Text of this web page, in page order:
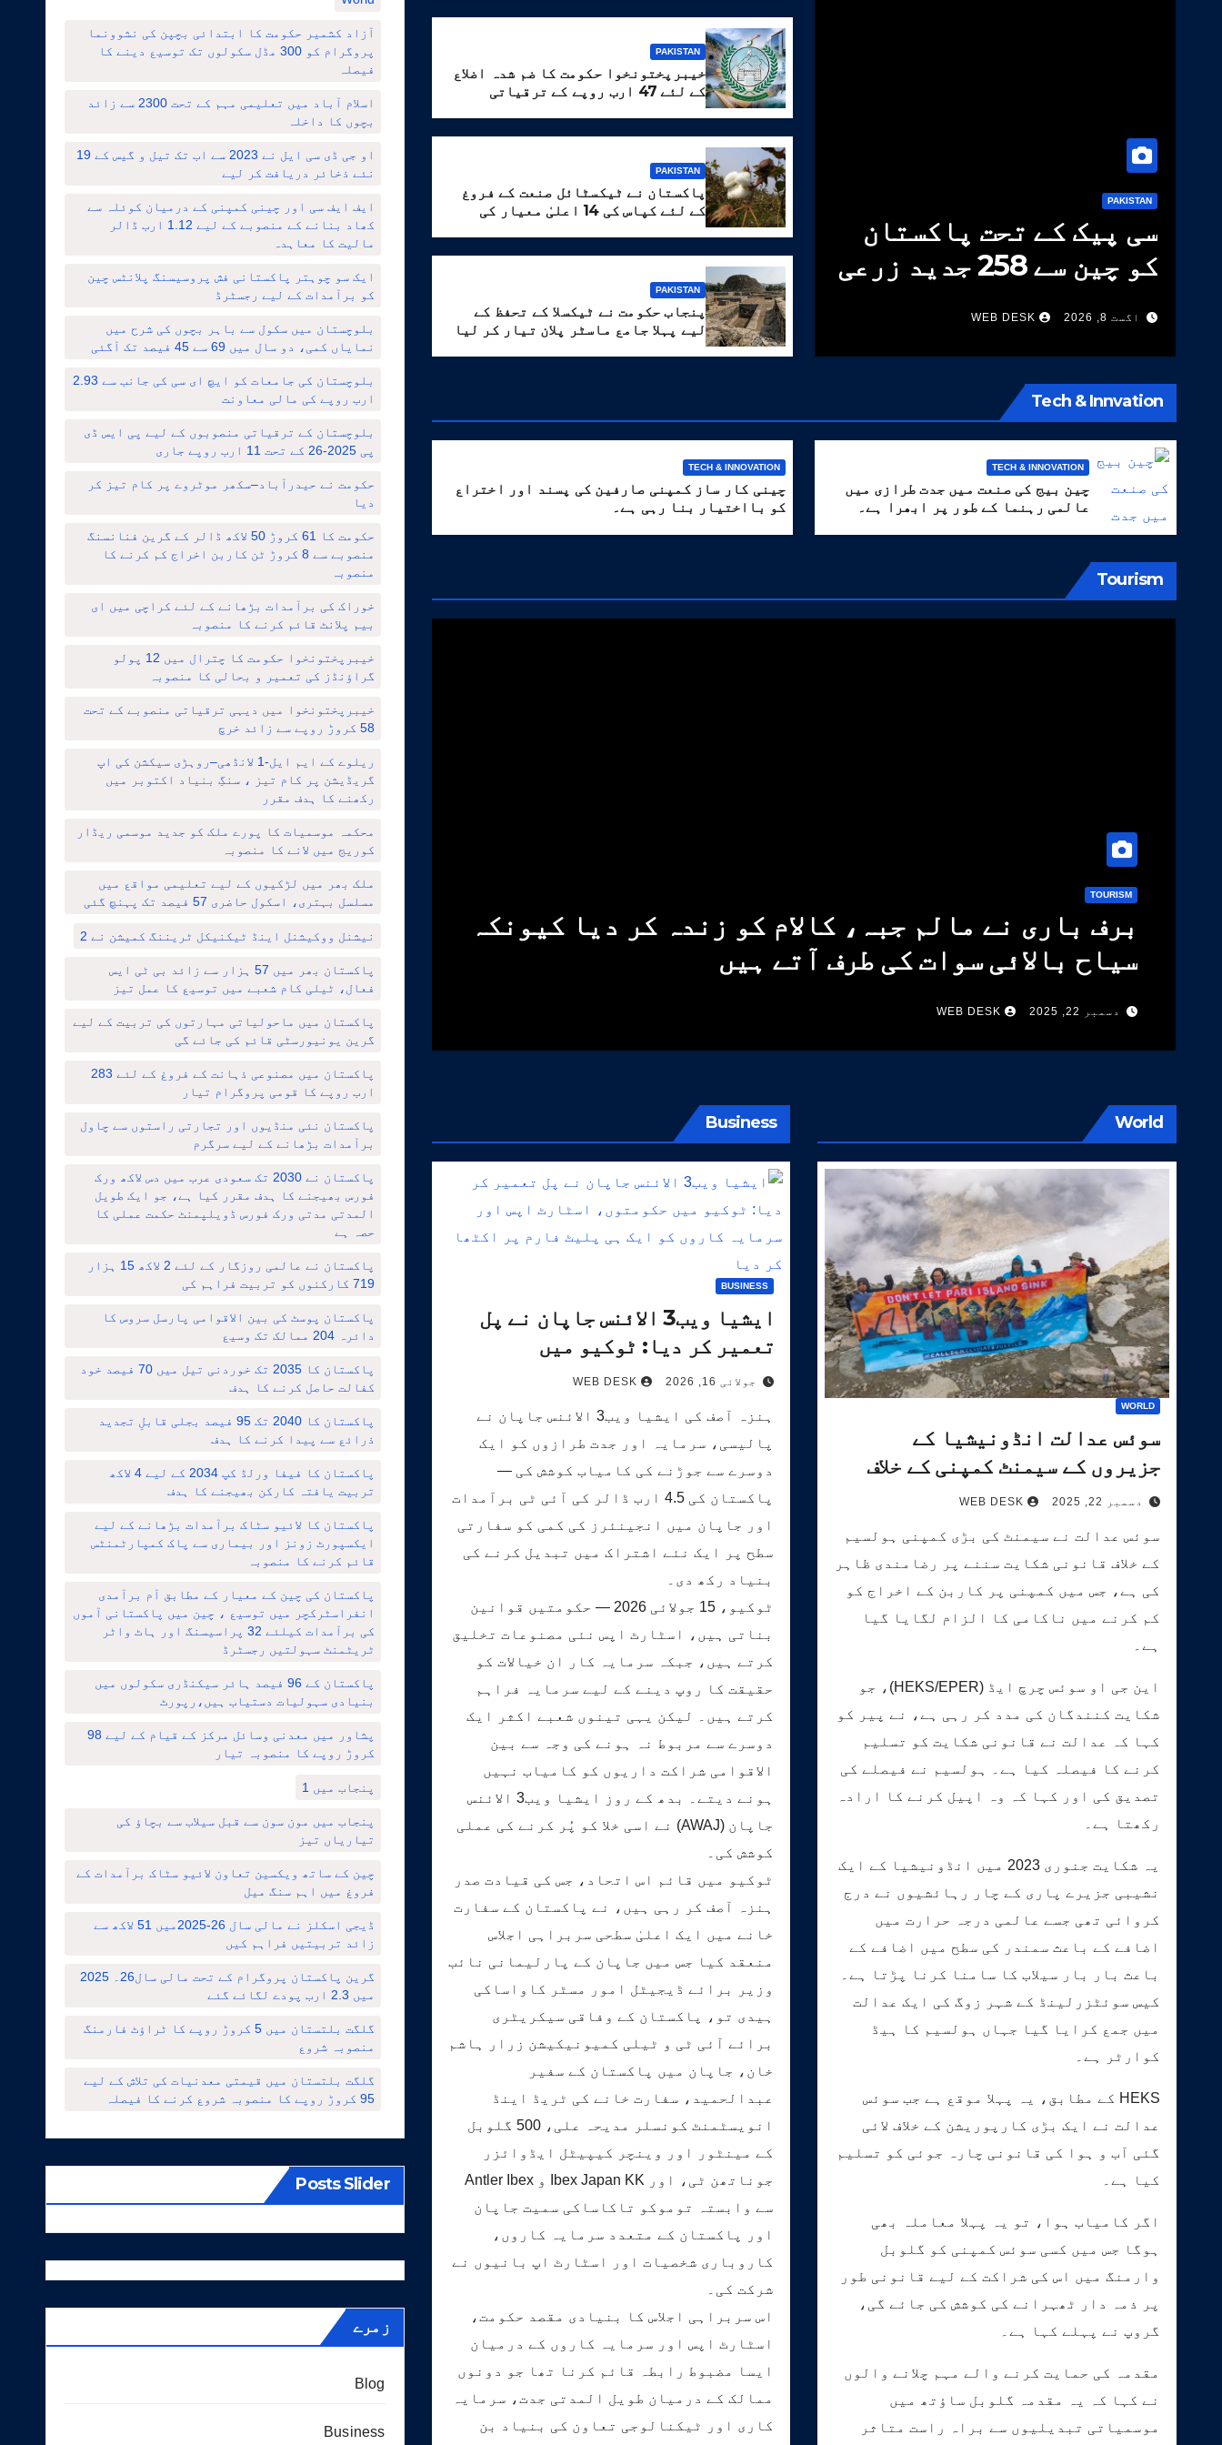
PAKISTAN
سی پیک کے تحت پاکستان
کو چین سے 258 جدید زرعی
زراعت کو جدید خطوط پر
فروغ دینا ہے
اگست 8, 2026 WEB DESK
PAKISTAN
خیبرپختونخوا حکومت کا ضم شدہ اضلاع
کے لئے 47 ارب روپے کے ترقیاتی
پروگرام کا منصوبہ
PAKISTAN
پاکستان نے ٹیکسٹائل صنعت کے فروغ
کے لئے کپاس کی 14 اعلیٰ معیار کی
اقسام تیار کر لیں
PAKISTAN
پنجاب حکومت نے ٹیکسلا کے تحفظ کے
لیے پہلا جامع ماسٹر پلان تیار کر لیا
Tech & Innvation
TECH & INNOVATION
چین بیج کی صنعت میں جدت طرازی میں
عالمی رہنما کے طور پر ابھرا ہے۔
TECH & INNOVATION
چینی کار ساز کمپنی صارفین کی پسند اور اختراع
کو بااختیار بنا رہی ہے۔
Tourism
TOURISM
برف باری نے مالم جبہ، کالام کو زندہ کر دیا کیونکہ
سیاح بالائی سوات کی طرف آتے ہیں
دسمبر 22, 2025 WEB DESK
World
WORLD
سوئس عدالت انڈونیشیا کے
جزیروں کے سیمنٹ کمپنی کے خلاف
آب و ہوا کیس کی سماعت کرے گی۔
دسمبر 22, 2025 WEB DESK
سوئس عدالت نے سیمنٹ کی بڑی کمپنی ہولسیم
کے خلاف قانونی شکایت سننے پر رضامندی ظاہر
کی ہے، جس میں کمپنی پر کاربن کے اخراج کو
کم کرنے میں ناکامی کا الزام لگایا گیا
ہے۔
این جی او سوئس چرچ ایڈ (HEKS/EPER)، جو
شکایت کنندگان کی مدد کر رہی ہے، نے پیر کو
کہا کہ عدالت نے قانونی شکایت کو تسلیم
کرنے کا فیصلہ کیا ہے۔ ہولسیم نے فیصلے کی
تصدیق کی اور کہا کہ وہ اپیل کرنے کا ارادہ
رکھتا ہے۔
یہ شکایت جنوری 2023 میں انڈونیشیا کے ایک
نشیبی جزیرے پاری کے چار رہائشیوں نے درج
کروائی تھی جسے عالمی درجہ حرارت میں
اضافے کے باعث سمندر کی سطح میں اضافے کے
باعث بار بار سیلاب کا سامنا کرنا پڑتا ہے۔
کیس سوئٹزرلینڈ کے شہر زوگ کی ایک عدالت
میں جمع کرایا گیا جہاں ہولسیم کا ہیڈ
کوارٹر ہے۔
HEKS کے مطابق، یہ پہلا موقع ہے جب سوئس
عدالت نے ایک بڑی کارپوریشن کے خلاف لائی
گئی آب و ہوا کی قانونی چارہ جوئی کو تسلیم
کیا ہے۔
اگر کامیاب ہوا، تو یہ پہلا معاملہ بھی
ہوگا جس میں کسی سوئس کمپنی کو گلوبل
وارمنگ میں اس کی شراکت کے لیے قانونی طور
پر ذمہ دار ٹھہرانے کی کوشش کی جائے گی،
گروپ نے پہلے کہا ہے۔
مقدمہ کی حمایت کرنے والے مہم چلانے والوں
نے کہا کہ یہ مقدمہ گلوبل ساؤتھ میں
موسمیاتی تبدیلیوں سے براہ راست متاثر
Business
BUSINESS
ایشیا ویب3 الائنس جاپان نے پل
تعمیر کر دیا: ٹوکیو میں
حکومتوں، اسٹارٹ اپس اور
فارم پر اکٹھا کر دیا
جولائی 16, 2026 WEB DESK
ہنزہ آصف کی ایشیا ویب3 الائنس جاپان نے
پالیسی، سرمایہ اور جدت طرازوں کو ایک
دوسرے سے جوڑنے کی کامیاب کوشش کی —
پاکستان کی 4.5 ارب ڈالر کی آئی ٹی برآمدات
اور جاپان میں انجینئرز کی کمی کو سفارتی
سطح پر ایک نئے اشتراک میں تبدیل کرنے کی
بنیاد رکھ دی۔
ٹوکیو، 15 جولائی 2026 — حکومتیں قوانین
بناتی ہیں، اسٹارٹ اپس نئی مصنوعات تخلیق
کرتے ہیں، جبکہ سرمایہ کار ان خیالات کو
حقیقت کا روپ دینے کے لیے سرمایہ فراہم
کرتے ہیں۔ لیکن یہی تینوں شعبے اکثر ایک
دوسرے سے مربوط نہ ہونے کی وجہ سے بین
الاقوامی شراکت داریوں کو کامیاب نہیں
ہونے دیتے۔ بدھ کے روز ایشیا ویب3 الائنس
جاپان (AWAJ) نے اسی خلا کو پُر کرنے کی عملی
کوشش کی۔
ٹوکیو میں قائم اس اتحاد، جس کی قیادت صدر
ہنزہ آصف کر رہی ہیں، نے پاکستان کے سفارت
خانے میں ایک اعلیٰ سطحی سربراہی اجلاس
منعقد کیا جس میں جاپان کے پارلیمانی نائب
وزیر برائے ڈیجیٹل امور مسٹر کاواساکی
ہیدی تو، پاکستان کے وفاقی سیکریٹری
برائے آئی ٹی و ٹیلی کمیونیکیشن زرار ہاشم
خان، جاپان میں پاکستان کے سفیر
عبدالحمید، سفارت خانے کی ٹریڈ اینڈ
انویسٹمنٹ کونسلر مدیحہ علی، 500 گلوبل
کے مینٹور اور وینچر کیپیٹل ایڈوائزر
جوناتھن ٹی، اور Ibex Japan KK و Antler Ibex
سے وابستہ توموکو تاکاساکی سمیت جاپان
اور پاکستان کے متعدد سرمایہ کاروں،
کاروباری شخصیات اور اسٹارٹ اپ بانیوں نے
شرکت کی۔
اس سربراہی اجلاس کا بنیادی مقصد حکومت،
اسٹارٹ اپس اور سرمایہ کاروں کے درمیان
ایسا مضبوط رابطہ قائم کرنا تھا جو دونوں
ممالک کے درمیان طویل المدتی جدت، سرمایہ
کاری اور ٹیکنالوجی تعاون کی بنیاد بن
آزاد کشمیر حکومت کا ابتدائی بچپن کی نشوونما
پروگرام کو 300 مڈل سکولوں تک توسیع دینے کا
فیصلہ
اسلام آباد میں تعلیمی مہم کے تحت 2300 سے زائد
بچوں کا داخلہ
او جی ڈی سی ایل نے 2023 سے اب تک تیل و گیس کے 19
نئے ذخائر دریافت کر لیے
ایف ایف سی اور چینی کمپنی کے درمیان کوئلہ سے
کھاد بنانے کے منصوبے کے لیے 1.12 ارب ڈالر
مالیت کا معاہدہ
ایک سو چوہتر پاکستانی فش پروسیسنگ پلانٹس چین
کو برآمدات کے لیے رجسٹرڈ
بلوچستان میں سکول سے باہر بچوں کی شرح میں
نمایاں کمی، دو سال میں 69 سے 45 فیصد تک آگئی
بلوچستان کی جامعات کو ایچ ای سی کی جانب سے 2.93
ارب روپے کی مالی معاونت
بلوچستان کے ترقیاتی منصوبوں کے لیے پی ایس ڈی
پی 2025-26 کے تحت 11 ارب روپے جاری
حکومت نے حیدرآباد–سکھر موٹروے پر کام تیز کر
دیا
حکومت کا 61 کروڑ 50 لاکھ ڈالر کے گرین فنانسنگ
منصوبے سے 8 کروڑ ٹن کاربن اخراج کم کرنے کا
منصوبہ
خوراک کی برآمدات بڑھانے کے لئے کراچی میں ای
بیم پلانٹ قائم کرنے کا منصوبہ
خیبرپختونخوا حکومت کا چترال میں 12 پولو
گراؤنڈز کی تعمیر و بحالی کا منصوبہ
خیبرپختونخوا میں دیہی ترقیاتی منصوبے کے تحت
58 کروڑ روپے سے زائد خرچ
ریلوے کے ایم ایل-1 لانڈھی–روہڑی سیکشن کی اپ
گریڈیشن پر کام تیز ، سنگِ بنیاد اکتوبر میں
رکھنے کا ہدف مقرر
محکمہ موسمیات کا پورے ملک کو جدید موسمی ریڈار
کوریج میں لانے کا منصوبہ
ملک بھر میں لڑکیوں کے لیے تعلیمی مواقع میں
مسلسل بہتری، اسکول حاضری 57 فیصد تک پہنچ گئی
نیشنل ووکیشنل اینڈ ٹیکنیکل ٹریننگ کمیشن نے 2
پاکستان بھر میں 57 ہزار سے زائد بی ٹی ایس
فعال، ٹیلی کام شعبے میں توسیع کا عمل تیز
پاکستان میں ماحولیاتی مہارتوں کی تربیت کے لیے
گرین یونیورسٹی قائم کی جائے گی
پاکستان میں مصنوعی ذہانت کے فروغ کے لئے 283
ارب روپے کا قومی پروگرام تیار
پاکستان نئی منڈیوں اور تجارتی راستوں سے چاول
برآمدات بڑھانے کے لیے سرگرم
پاکستان نے 2030 تک سعودی عرب میں دس لاکھ ورک
فورس بھیجنے کا ہدف مقرر کیا ہے، جو ایک طویل
المدتی مدتی ورک فورس ڈویلپمنٹ حکمت عملی کا
حصہ ہے
پاکستان نے عالمی روزگار کے لئے 2 لاکھ 15 ہزار
719 کارکنوں کو تربیت فراہم کی
پاکستان پوسٹ کی بین الاقوامی پارسل سروس کا
دائرہ 204 ممالک تک وسیع
پاکستان کا 2035 تک خوردنی تیل میں 70 فیصد خود
کفالت حاصل کرنے کا ہدف
پاکستان کا 2040 تک 95 فیصد بجلی قابلِ تجدید
ذرائع سے پیدا کرنے کا ہدف
پاکستان کا فیفا ورلڈ کپ 2034 کے لیے 4 لاکھ
تربیت یافتہ کارکن بھیجنے کا ہدف
پاکستان کا لائیو سٹاک برآمدات بڑھانے کے لیے
ایکسپورٹ زونز اور بیماری سے پاک کمپارٹمنٹس
قائم کرنے کا منصوبہ
پاکستان کی چین کے معیار کے مطابق آم برآمدی
انفراسٹرکچر میں توسیع ، چین میں پاکستانی آموں
کی برآمدات کیلئے 32 پراسیسنگ اور ہاٹ واٹر
ٹریٹمنٹ سہولتیں رجسٹرڈ
پاکستان کے 96 فیصد ہائر سیکنڈری سکولوں میں
بنیادی سہولیات دستیاب ہیں،رپورٹ
پشاور میں معدنی وسائل مرکز کے قیام کے لیے 98
کروڑ روپے کا منصوبہ تیار
پنجاب میں 1
پنجاب میں مون سون سے قبل سیلاب سے بچاؤ کی
تیاریاں تیز
چین کے ساتھ ویکسین تعاون لائیو سٹاک برآمدات کے
فروغ میں اہم سنگ میل
ڈیجی اسکلز نے مالی سال 26-2025میں 51 لاکھ سے
زائد تربیتیں فراہم کیں
گرین پاکستان پروگرام کے تحت مالی سال26۔ 2025
میں 2.3 ارب پودے لگائے گئے
گلگت بلتستان میں 5 کروڑ روپے کا ٹراؤٹ فارمنگ
منصوبہ شروع
گلگت بلتستان میں قیمتی معدنیات کی تلاش کے لیے
95 کروڑ روپے کا منصوبہ شروع کرنے کا فیصلہ
Posts Slider
زمرے
Blog
Business